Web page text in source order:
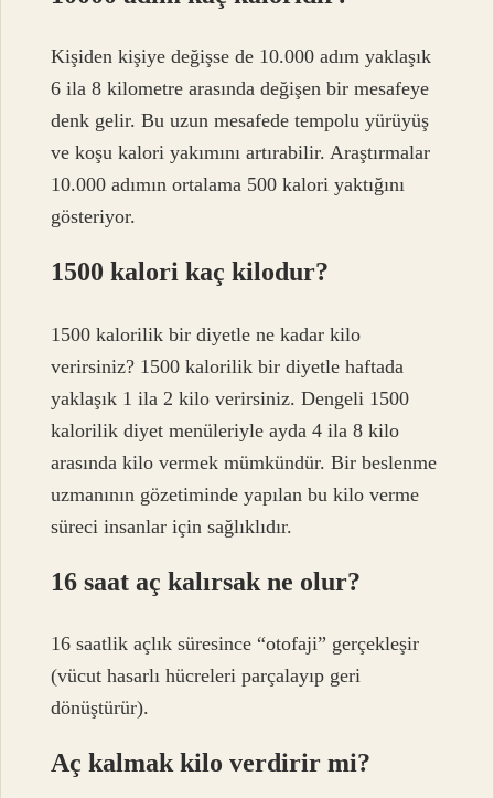
Kişiden kişiye değişse de 10.000 adım yaklaşık
6 ila 8 kilometre arasında değişen bir mesafeye
denk gelir. Bu uzun mesafede tempolu yürüyüş
ve koşu kalori yakımını artırabilir. Araştırmalar
10.000 adımın ortalama 500 kalori yaktığını
gösteriyor.
1500 kalori kaç kilodur?
1500 kalorilik bir diyetle ne kadar kilo
verirsiniz? 1500 kalorilik bir diyetle haftada
yaklaşık 1 ila 2 kilo verirsiniz. Dengeli 1500
kalorilik diyet menüleriyle ayda 4 ila 8 kilo
arasında kilo vermek mümkündür. Bir beslenme
uzmanının gözetiminde yapılan bu kilo verme
süreci insanlar için sağlıklıdır.
16 saat aç kalırsak ne olur?
16 saatlik açlık süresince “otofaji” gerçekleşir
(vücut hasarlı hücreleri parçalayıp geri
dönüştürür).
Aç kalmak kilo verdirir mi?